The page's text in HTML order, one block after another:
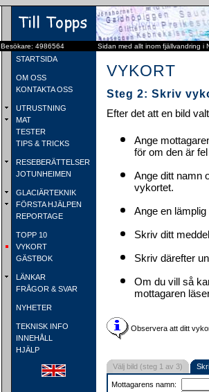
Besökare: 4986564 Sidan med allt inom fjällvandring i
STARTSIDA
OM OSS
KONTAKTA OSS
UTRUSTNING
MAT
TESTER
TIPS & TRICKS
RESEBERÄTTELSER
JOTUNHEIMEN
GLACIÄRTEKNIK
FÖRSTA HJÄLPEN
REPORTAGE
TOPP 10
VYKORT
GÄSTBOK
LÄNKAR
FRÅGOR & SVAR
NYHETER
TEKNISK INFO
INNEHÅLL
HJÄLP
VYKORT
Steg 2: Skriv
Efter det att en bild
Ange
för om den är
Ange ditt namn
vykortet.
Ange en lämplig
Skriv ditt
Skriv därefter
Om du vill så
mottagaren
Observera att ditt
Välj bild (steg 1 av 3)
Mottagarens namn: